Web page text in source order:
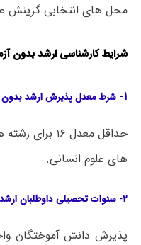
محل های انتخابی گزینش
شرایط کارشناسی ارشد بدون
۱- شرطمعدل پذیرش ارشد بدون کنکور
های علوم انسانی.
۲- سنوات تحصیلی داوطلبان ارشد استعداد درخشان آزاد ۹۷:
پذیرش دانش آموختگان